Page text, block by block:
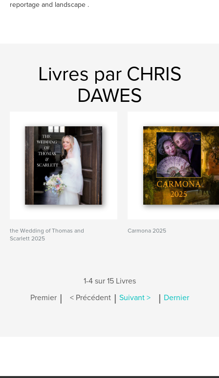
reportage and landscape .
Livres par CHRIS
DAWES
the Wedding of Thomas and
Scarlett 2025
Carmona 2025
1-4 sur 15 Livres
Premier | < Précédent | Suivant > | Dernier